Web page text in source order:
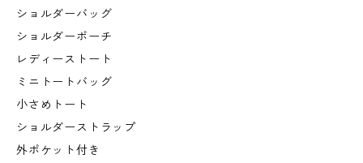
ショルダーバッグ
ショルダーポーチ
レディーストート
ミニトートバッグ
小さめトート
ショルダーストラップ
外ポケット付き